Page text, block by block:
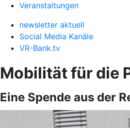
Veranstaltungen
newsletter aktuell
Social Media Kanäle
VR-Bank.tv
Mobilität für die
Eine Spende aus der